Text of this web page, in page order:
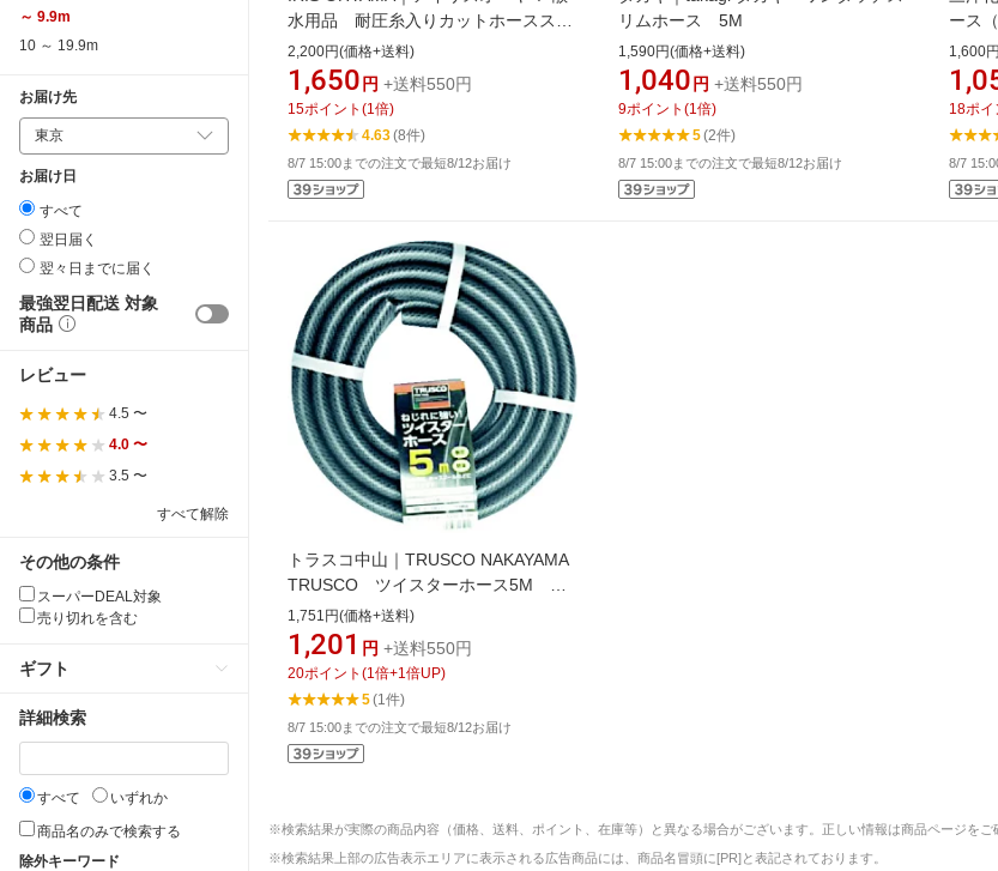
～ 9.9m
10 ～ 19.9m
お届け先
お届け日
すべて
翌日届く
翌々日までに届く
最強翌日配送 対象
商品
レビュー
4.5 〜
4.0 〜
3.5 〜
すべて解除
その他の条件
スーパーDEAL対象
売り切れを含む
ギフト
詳細検索
すべて
いずれか
商品名のみで検索する
除外キーワード
水用品 耐圧糸入りカットホーススリ
ム10m ブルー 10MAJ12
2,200円(価格+送料)
1,650 円 +送料550円
15ポイント (1 倍)
4.63(8件)
8/7 15:00までの注文で最短8/12お届け
リムホース 5M
1,590円(価格+送料)
1,040 円 +送料550円
9ポイント (1 倍)
5(2件)
8/7 15:00までの注文で最短8/12お届け
ース
1,600
18ポイ
8/7
トラスコ中山｜TRUSCO NAKAYAMA
TRUSCO ツイスターホース5M ク
ロ THRG-5
1,751円(価格+送料)
1,201 円 +送料550円
20ポイント (1 倍+1 倍UP)
5(1件)
8/7 15:00までの注文で最短8/12お届け
※検索結果が実際の商品内容（価格、送料、ポイント、在庫等）と異なる場合がございます。正しい情報は商品ページをご
※検索結果上部の広告表示エリアに表示される広告商品には、商品名冒頭に[PR]と表記されております。